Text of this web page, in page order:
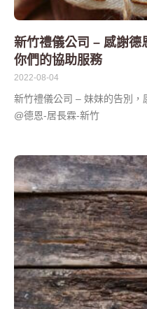
新竹禮儀公司 – 感謝德
你們的協助服務
2022-08-04
新竹禮儀公司 – 妹妹的告別
@德恩-居長霖-新竹